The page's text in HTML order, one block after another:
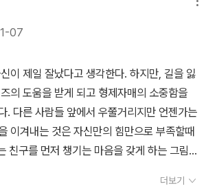
07
이 제일 잘났다고 생각한다. 하지만, 길을 잃
의 도움을 받게 되고 형제자매의 소중함을
. 다른 사람들 앞에서 우쭐거리지만 언젠가는
이겨내는 것은 자신만의 힘만으로 부족할때
친구를 먼저 챙기는 마음을 갖게 하는 그림책
더보기